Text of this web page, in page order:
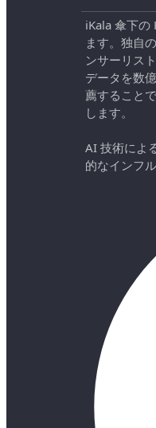
iKala 傘下の
ます。独自
ンサーリス
データを数
薦すること
します。
AI 技術によ
的なインフ